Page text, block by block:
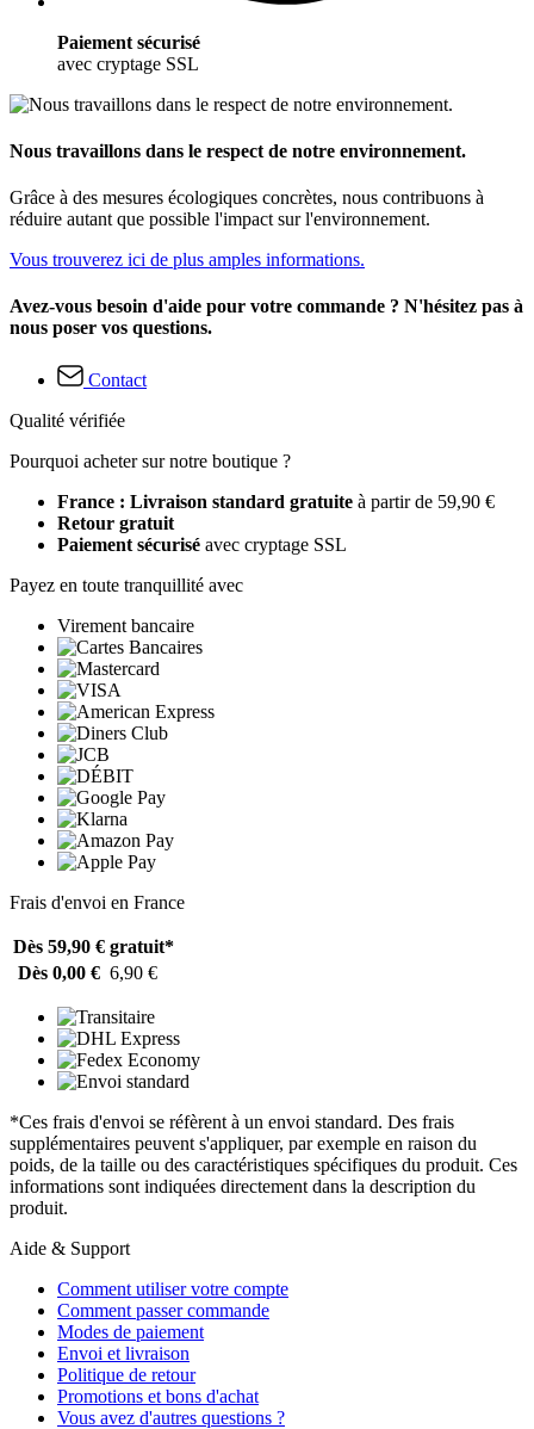
Paiement sécurisé
avec cryptage SSL
Nous travaillons dans le respect de notre environnement.
Grâce à des mesures écologiques concrètes, nous contribuons à
réduire autant que possible l'impact sur l'environnement.
Vous trouverez ici de plus amples informations.
Avez-vous besoin d'aide pour votre commande ? N'hésitez pas à
nous poser vos questions.
Contact
Qualité vérifiée
Pourquoi acheter sur notre boutique ?
France : Livraison standard gratuite à partir de 59,90 €
Retour gratuit
Paiement sécurisé avec cryptage SSL
Payez en toute tranquillité avec
Virement bancaire
Frais d'envoi en France
Dès 59,90 € gratuit*
Dès 0,00 € 6,90 €
*Ces frais d'envoi se réfèrent à un envoi standard. Des frais
supplémentaires peuvent s'appliquer, par exemple en raison du
poids, de la taille ou des caractéristiques spécifiques du produit. Ces
informations sont indiquées directement dans la description du
produit.
Aide & Support
Comment utiliser votre compte
Comment passer commande
Modes de paiement
Envoi et livraison
Politique de retour
Promotions et bons d'achat
Vous avez d'autres questions ?